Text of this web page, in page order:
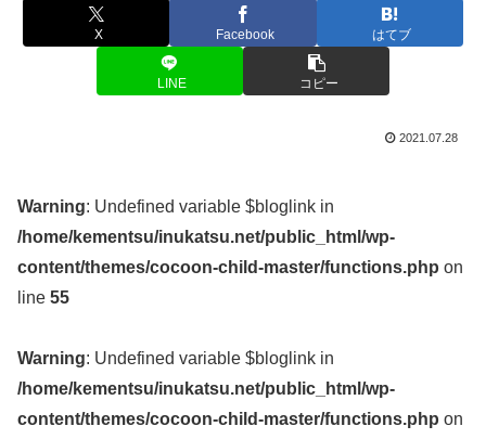
X Facebook はてブ
LINE コピー
2021.07.28
Warning: Undefined variable $bloglink in
/home/kementsu/inukatsu.net/public_html/wp-
content/themes/cocoon-child-master/functions.php on
line 55
Warning: Undefined variable $bloglink in
/home/kementsu/inukatsu.net/public_html/wp-
content/themes/cocoon-child-master/functions.php on